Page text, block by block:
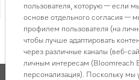
Смотреть все
пользователя, которую — если
основе отдельного согласия —
профилем пользователя (на
чтобы лучше адаптировать
через различные каналы (веб-
личным интересам (Bloomreach
персонализация). Поскольку